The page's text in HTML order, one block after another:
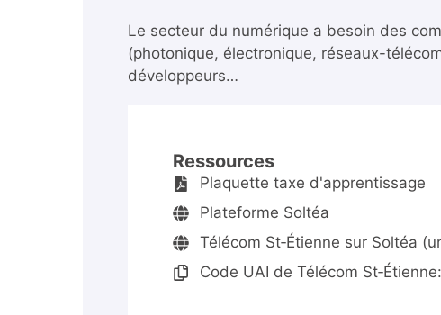
Le secteur du numérique a besoin des
(photonique, électronique, réseaux-
développeurs…
Ressources
Plaquette taxe d'apprentissage
Plateforme Soltéa
Télécom St‑Étienne sur Soltéa
Code UAI de Télécom